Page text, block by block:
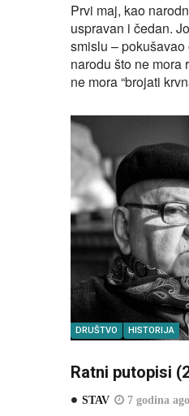
Prvi maj, kao
uspravan i čedan.
smislu –
narodu što ne mora
ne mora “brojati
DRUŠTVO HISTORIJA
Ratni putopisi
STAV 7 godina ago